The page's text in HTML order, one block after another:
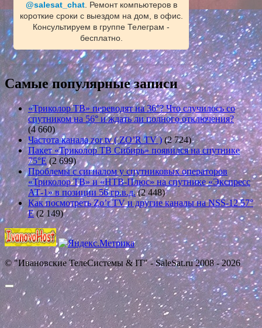
@salesat_chat. Ремонт компьютеров в
короткие сроки с выездом на дом, в офис.
Консультируем в группе Телеграм -
бесплатно.
Самые популярные записи
«Триколор ТВ» переводят на 36°? Что случилось со
спутником на 56° и ждать ли полного отключения?
(4 660)
Частота канала zor tv ( ZO’R TV ) (2 724)
Пакет «Триколор ТВ Сибирь» появился на спутнике
75°E (2 699)
Проблемы с сигналом у спутниковых операторов
«Триколор ТВ» и «НТВ-Плюс» на спутнике «Экспресс
АТ-1» в позиции 56 гр.в.д. (2 448)
Как посмотреть Zo’r TV и другие каналы на NSS-12 57°
E (2 149)
© "Ивановские ТелеСистемы & IT" - SaleSat.ru 2008 - 2026
Прокрутить
вверх